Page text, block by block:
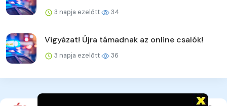
3 napja ezelőtt 34
Vigyázat! Újra támadnak az online csalók!
3 napja ezelőtt 36